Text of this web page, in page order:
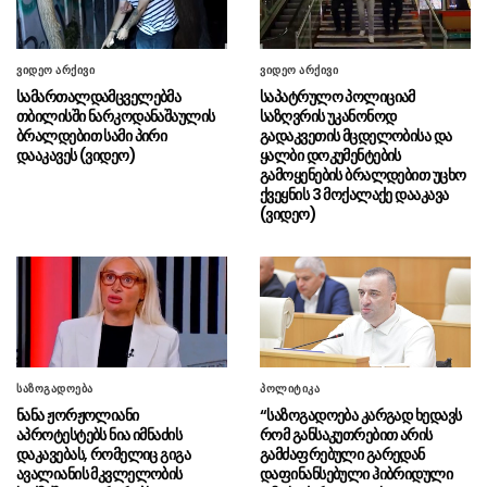
მოკვეთილი”
06.08 - 10:19
ქართველიშვილი სუს-ის
განცხადებაზე: თუ ეს გარემოებები
დადასტურდება, საქმე აღარ იქნება უბრალოდ
საყოფაცხოვრებო დეზინფორმაციასთან
ელექტროენერგიის მიწოდება
მთელი ქვეყნის მასშტაბით სრულად
06.08 - 10:14The Times: ტრამპის
ადვოკატები BBC-ს სარჩელის „პოლიტიკური
სარგებლისთვის გამოყენებაში“
ადანაშაულებენ
06.08 - 10:07ირანის პრეზიდენტი: სიტუაცია
რომელშიც ახლა ვიმყოფებით, რევოლუციის
შემდეგ ყველაზე მძიმეა
05.08 - 23:49მასწავლებელ გიგა ავალიანის
საქმეზე დაკავებული ნია იმნაძე კლინიკაში
ვიდეო არქივი
სამართალდამცველებმა
თბილისში ნარკოდანაშაულის
ბრალდებით სამი პირი
დააკავეს (ვიდეო)
ვიდეო არქივი
საპატრულო პოლიციამ
საზღვრის უკანონოდ
გადაკვეთის მცდელობისა და
ყალბი დოკუმენტების
გამოყენების ბრალდებით უცხო
ქვეყნის 3 მოქალაქე დააკავა
(ვიდეო)
საზოგადოება
ნანა ჟორჟოლიანი
აპროტესტებს ნია იმნაძის
დაკავებას, რომელიც გიგა
ავალიანის მკვლელობის
პოლიტიკა
“საზოგადოება კარგად ხედავს
რომ განსაკუთრებით არის
გამძაფრებული გარედან
დაფინანსებული ჰიბრიდული